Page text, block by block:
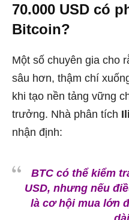
70.000 USD có
Bitcoin?
Một số chuyên gia cho
sâu hơn, thậm chí
khi tạo nền tảng vững
trưởng. Nhà phân tích
nhận định:
BTC có thể kiểm
USD, nhưng nếu
là cơ hội mua lớn